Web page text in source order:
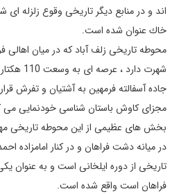
اند و در منابع ديگر تاريخی وقوع زلزله
خاك عنوان شده است.
محوطه تاريخی زلف آباد كه در ميان اهالی
شهرت
جاده آسفالته فرمهين به آشتيان و تفرش
مجزای كاوش باستان شناسی خودنمايی می
بخش های عظيمی از اين محوطه تاريخی
در ميانه دشت فراهان و در كنار امامزاده
تاريخی از دوره ايلخانی است و به عنوان
فراهان است واقع شده است.